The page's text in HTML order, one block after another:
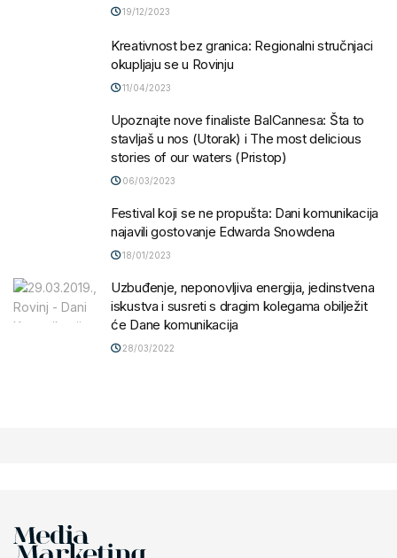
19/12/2023
Kreativnost bez granica: Regionalni stručnjaci
okupljaju se u Rovinju
11/04/2023
Upoznajte nove finaliste BalCannesa: Šta to
stavljaš u nos (Utorak) i The most delicious
stories of our waters (Pristop)
06/03/2023
Festival koji se ne propušta: Dani komunikacija
najavili gostovanje Edwarda Snowdena
18/01/2023
Uzbuđenje, neponovljiva energija, jedinstvena
iskustva i susreti s dragim kolegama obilježit
će Dane komunikacija
28/03/2022